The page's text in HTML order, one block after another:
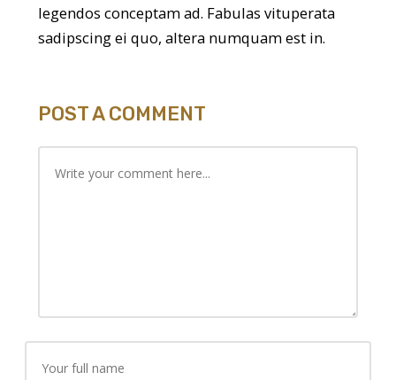
legendos conceptam ad. Fabulas vituperata
sadipscing ei quo, altera numquam est in.
POST A COMMENT